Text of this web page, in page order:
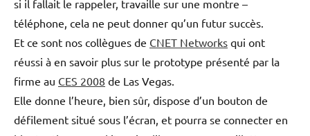
si il fallait le rappeler, travaille sur une montre –
téléphone, cela ne peut donner qu’un futur succès.
Et ce sont nos collègues de CNET Networks qui ont
réussi à en savoir plus sur le prototype présenté par la
firme au CES 2008 de Las Vegas.
Elle donne l’heure, bien sûr, dispose d’un bouton de
défilement situé sous l’écran, et pourra se connecter en